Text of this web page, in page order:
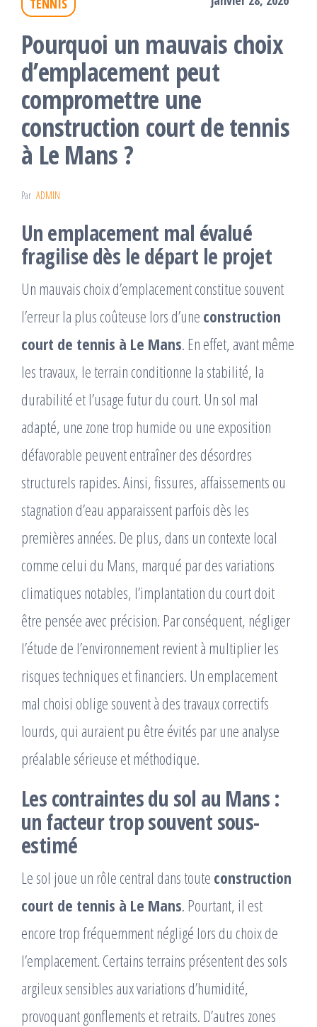
TENNIS
Pourquoi un mauvais choix
d’emplacement peut
compromettre une
construction court de tennis
à Le Mans ?
Par ADMIN
Un emplacement mal évalué
fragilise dès le départ le projet
Un mauvais choix d’emplacement constitue souvent
l’erreur la plus coûteuse lors d’une construction
court de tennis à Le Mans. En effet, avant même
les travaux, le terrain conditionne la stabilité, la
durabilité et l’usage futur du court. Un sol mal
adapté, une zone trop humide ou une exposition
défavorable peuvent entraîner des désordres
structurels rapides. Ainsi, fissures, affaissements ou
stagnation d’eau apparaissent parfois dès les
premières années. De plus, dans un contexte local
comme celui du Mans, marqué par des variations
climatiques notables, l’implantation du court doit
être pensée avec précision. Par conséquent, négliger
l’étude de l’environnement revient à multiplier les
risques techniques et financiers. Un emplacement
mal choisi oblige souvent à des travaux correctifs
lourds, qui auraient pu être évités par une analyse
préalable sérieuse et méthodique.
Les contraintes du sol au Mans :
un facteur trop souvent sous-
estimé
Le sol joue un rôle central dans toute construction
court de tennis à Le Mans. Pourtant, il est
encore trop fréquemment négligé lors du choix de
l’emplacement. Certains terrains présentent des sols
argileux sensibles aux variations d’humidité,
provoquant gonflements et retraits. D’autres zones